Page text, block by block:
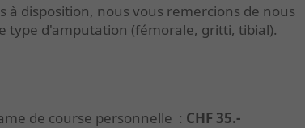
à disposition, nous vous remercions de nous
type d'amputation (fémorale, gritti, tibial).
de course personnelle : CHF 35.-